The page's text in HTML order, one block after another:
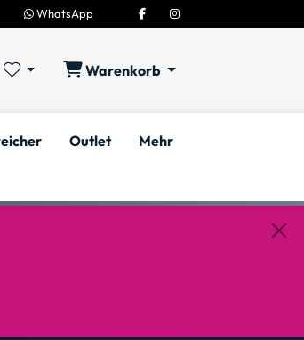
WhatsApp
Warenkorb
Outlet Mehr